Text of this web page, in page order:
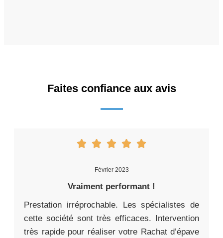
Faites confiance aux avis
Février 2023
Vraiment performant !
Prestation irréprochable. Les spécialistes de
cette société sont très efficaces. Intervention
très rapide pour réaliser votre Rachat d’épave